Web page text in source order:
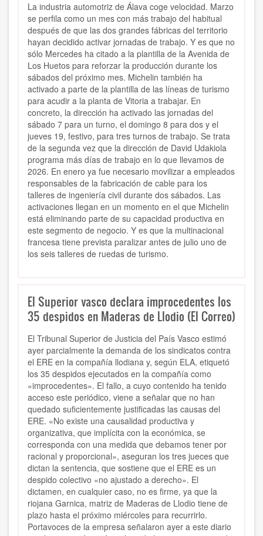
La industria automotriz de Álava coge velocidad. Marzo
se perfila como un mes con más trabajo del habitual
después de que las dos grandes fábricas del territorio
hayan decidido activar jornadas de trabajo. Y es que no
sólo Mercedes ha citado a la plantilla de la Avenida de
Los Huetos para reforzar la producción durante los
sábados del próximo mes. Michelin también ha
activado a parte de la plantilla de las líneas de turismo
para acudir a la planta de Vitoria a trabajar. En
concreto, la dirección ha activado las jornadas del
sábado 7 para un turno, el domingo 8 para dos y el
jueves 19, festivo, para tres turnos de trabajo. Se trata
de la segunda vez que la dirección de David Udakiola
programa más días de trabajo en lo que llevamos de
2026. En enero ya fue necesario movilizar a empleados
responsables de la fabricación de cable para los
talleres de ingeniería civil durante dos sábados. Las
activaciones llegan en un momento en el que Michelin
está eliminando parte de su capacidad productiva en
este segmento de negocio. Y es que la multinacional
francesa tiene prevista paralizar antes de julio uno de
los seis talleres de ruedas de turismo.
El Superior vasco declara improcedentes los
35 despidos en Maderas de Llodio (El Correo)
El Tribunal Superior de Justicia del País Vasco estimó
ayer parcialmente la demanda de los sindicatos contra
el ERE en la compañía llodiana y, según ELA, etiquetó
los 35 despidos ejecutados en la compañía como
«improcedentes». El fallo, a cuyo contenido ha tenido
acceso este periódico, viene a señalar que no han
quedado suficientemente justificadas las causas del
ERE. «No existe una causalidad productiva y
organizativa, que implícita con la económica, se
corresponda con una medida que debamos tener por
racional y proporcional», aseguran los tres jueces que
dictan la sentencia, que sostiene que el ERE es un
despido colectivo «no ajustado a derecho». El
dictamen, en cualquier caso, no es firme, ya que la
riojana Garnica, matriz de Maderas de Llodio tiene de
plazo hasta el próximo miércoles para recurrirlo.
Portavoces de la empresa señalaron ayer a este diario